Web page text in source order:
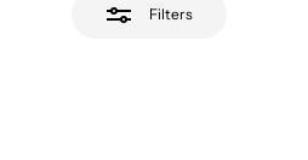
Filters